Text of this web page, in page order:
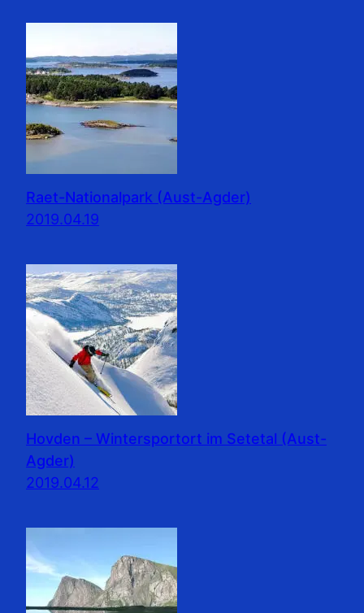
Raet-Nationalpark (Aust-Agder)
2019.04.19
Hovden – Wintersportort im Setetal (Aust-
Agder)
2019.04.12